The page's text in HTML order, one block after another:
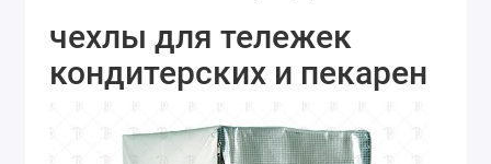
чехлы для тележек
кондитерских и пекарен